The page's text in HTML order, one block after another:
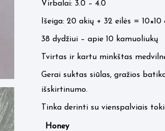
Virbalai: 3.0 – 4.0
Išeiga: 20 akių + 32 eilės = 10×10
38 dydžiui – apie 10 kamuoliukų
Tvirtas ir kartu minkštas
Gerai suktas siūlas, gražios
išskirtinumo.
Tinka derinti su vienspalviais
Honey